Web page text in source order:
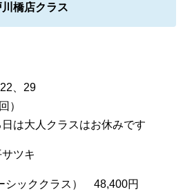
橋店クラス
、29
）
は大人クラスはお休みです
ツキ
シッククラス） 48,400円